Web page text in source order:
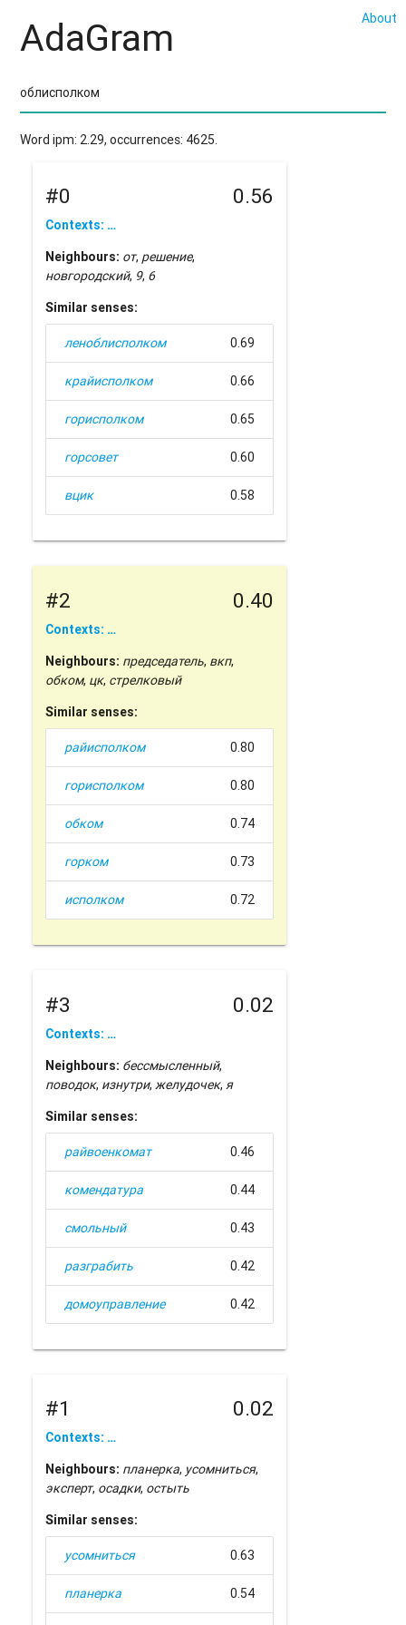
About
AdaGram
Word ipm: 2.29, occurrences: 4625.
#0 0.56
Contexts: …
Neighbours: от, решение,
новгородский, 9, 6
Similar senses:
леноблисполком 0.69
крайисполком 0.66
горисполком 0.65
горсовет 0.60
вцик 0.58
#2 0.40
Contexts: …
Neighbours: председатель, вкп,
обком, цк, стрелковый
Similar senses:
райисполком 0.80
горисполком 0.80
обком 0.74
горком 0.73
исполком 0.72
#3 0.02
Contexts: …
Neighbours: бессмысленный,
поводок, изнутри,желудочек,я
Similar senses:
райвоенкомат 0.46
комендатура 0.44
смольный 0.43
разграбить 0.42
домоуправление 0.42
#1 0.02
Contexts: …
Neighbours: планерка, усомниться,
эксперт, осадки, остыть
Similar senses:
усомниться 0.63
планерка 0.54